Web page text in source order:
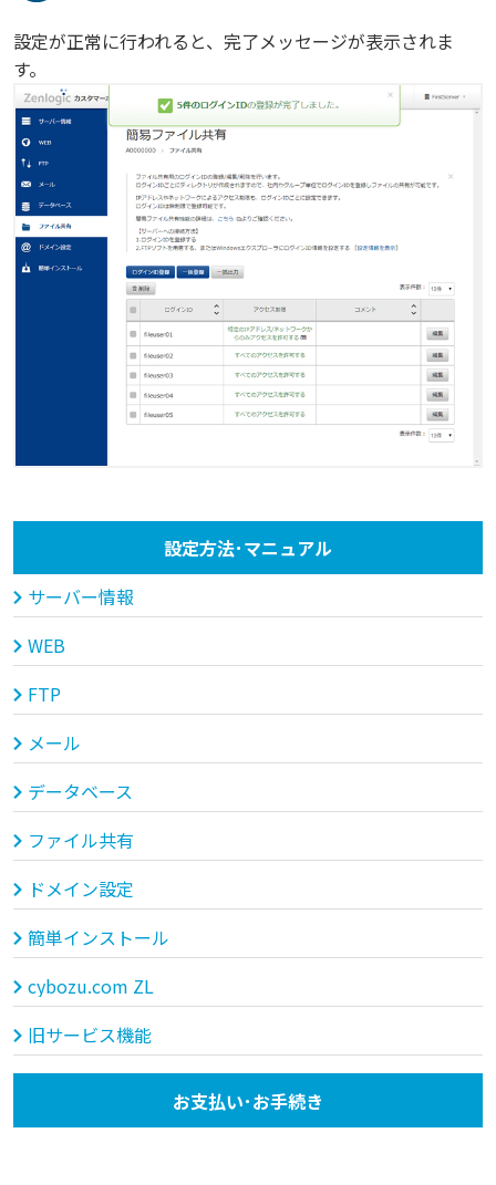
設定が正常に行われると、完了メッセージが表示されま
す。
設定方法･マニュアル
サーバー情報
WEB
FTP
メール
データベース
ファイル共有
ドメイン設定
簡単インストール
cybozu.com ZL
旧サービス機能
お支払い･お手続き